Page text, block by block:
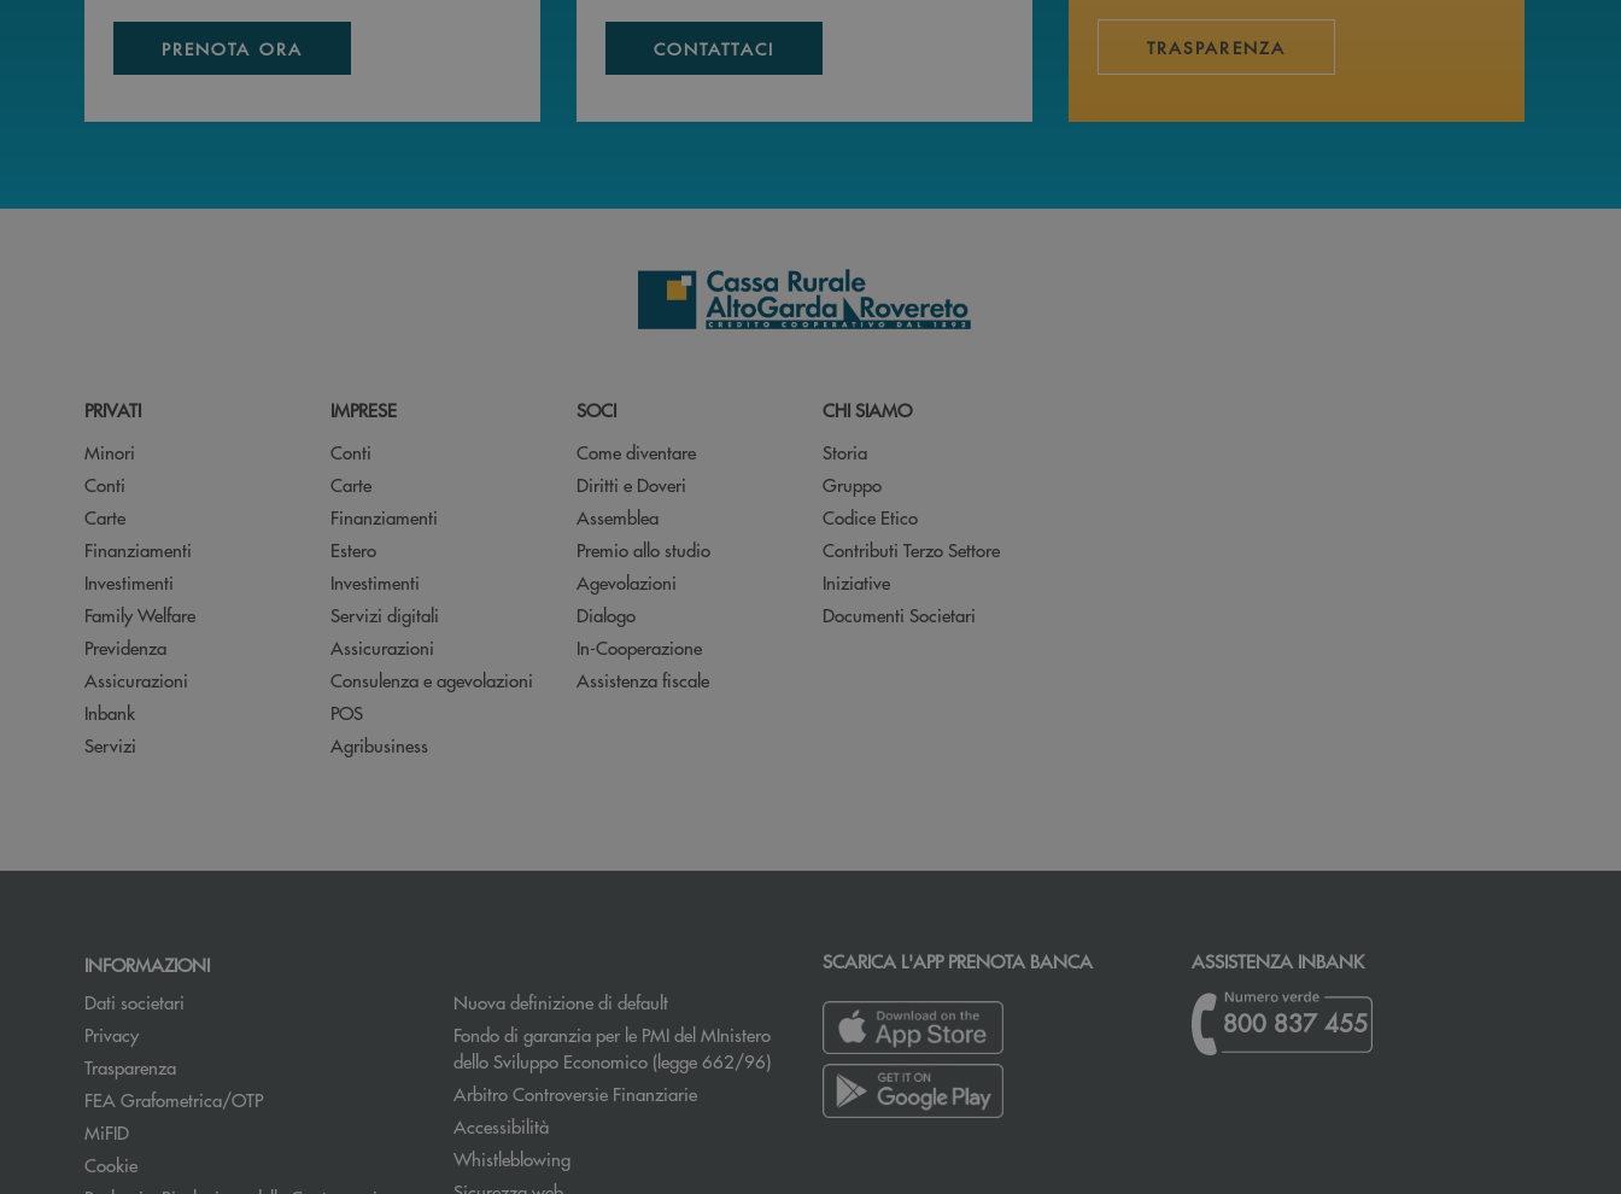
PRENOTA ORA CONTATTACI TRASPARENZA
PRIVATI
Minori
Conti
Carte
Finanziamenti
Investimenti
Family Welfare
Previdenza
Assicurazioni
Inbank
Servizi
IMPRESE
Conti
Carte
Finanziamenti
Estero
Investimenti
Servizi digitali
Assicurazioni
Consulenza e agevolazioni
POS
Agribusiness
SOCI
Come diventare
Diritti e Doveri
Assemblea
Premio allo studio
Agevolazioni
Dialogo
In-Cooperazione
Assistenza fiscale
CHI SIAMO
Storia
Gruppo
Codice Etico
Contributi Terzo Settore
Iniziative
Documenti Societari
INFORMAZIONI
Dati societari
PrivacyApre una nuova finestra
Trasparenza
FEA Grafometrica/OTP
MiFID
Cookie
Nuova definizione di default
Fondo di garanzia per le PMI del MInistero
dello Sviluppo Economico (legge 662/96)Apre una nuova finestra
Arbitro Controversie FinanziarieApre una nuova finestra
Accessibilità
Whistleblowing
SCARICA L'APP PRENOTA BANCA ASSISTENZA INBANK
800 837 455